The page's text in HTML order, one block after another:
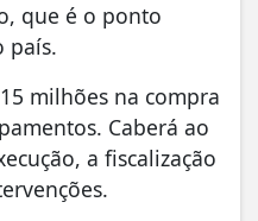
que é o ponto
país.
milhões na compra
Caberá ao
a fiscalização